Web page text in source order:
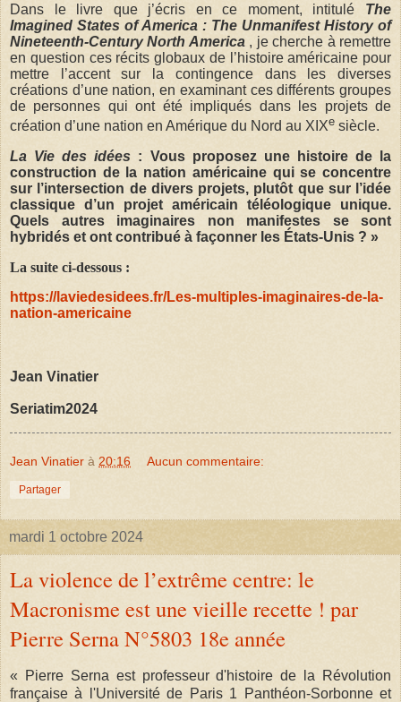
Dans le livre que j’écris en ce moment, intitulé The
Imagined States of America : The Unmanifest History of
Nineteenth-Century North America , je cherche à remettre
en question ces récits globaux de l’histoire américaine pour
mettre l’accent sur la contingence dans les diverses
créations d’une nation, en examinant ces différents groupes
de personnes qui ont été impliqués dans les projets de
création d’une nation en Amérique du Nord au XIXe siècle.
La Vie des idées : Vous proposez une histoire de la
construction de la nation américaine qui se concentre
sur l’intersection de divers projets, plutôt que sur l’idée
classique d’un projet américain téléologique unique.
Quels autres imaginaires non manifestes se sont
hybridés et ont contribué à façonner les États-Unis ? »
La suite ci-dessous :
https://laviedesidees.fr/Les-multiples-imaginaires-de-la-
nation-americaine
Jean Vinatier
Seriatim2024
Jean Vinatier à 20:16 Aucun commentaire:
Partager
mardi 1 octobre 2024
La violence de l’extrême centre: le
Macronisme est une vieille recette ! par
Pierre Serna N°5803 18e année
« Pierre Serna est professeur d'histoire de la Révolution
française à l'Université de Paris 1 Panthéon-Sorbonne et